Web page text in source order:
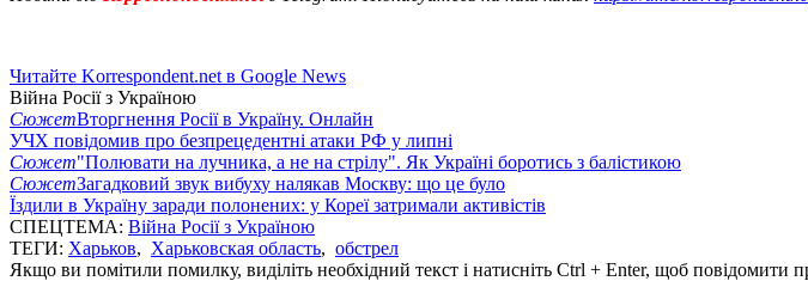
Читайте Korrespondent.net в Google News
Війна Росії з Україною
СюжетВторгнення Росії в Україну. Онлайн
УЧХ повідомив про безпрецедентні атаки РФ у липні
Сюжет"Полювати на лучника, а не на стрілу". Як Україні боротись з балістикою
СюжетЗагадковий звук вибуху налякав Москву: що це було
Їздили в Україну заради полонених: у Кореї затримали активістів
СПЕЦТЕМА: Війна Росії з Україною
ТЕГИ: Харьков, Харьковская область, обстрел
Якщо ви помітили помилку, виділіть необхідний текст і натисніть Ctrl + Enter, щоб повідомити